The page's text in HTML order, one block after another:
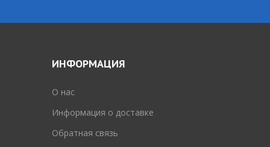
ИНФОРМАЦИЯ
O нас
Информация о доставке
Обратная связь